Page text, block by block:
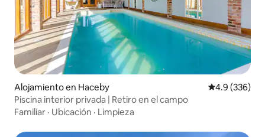
Alojamiento en Haceby Calificación
4.9 (336)
Piscina interior privada | Retiro en el campo
Familiar · Ubicación · Limpieza